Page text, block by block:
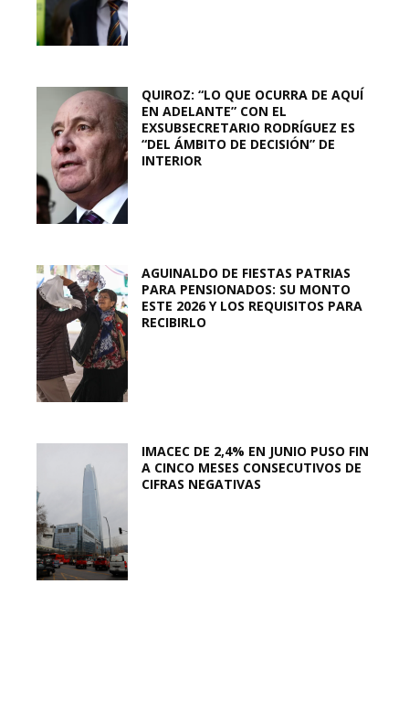
QUIROZ: “LO QUE OCURRA DE AQUÍ
EN ADELANTE” CON EL
EXSUBSECRETARIO RODRÍGUEZ ES
“DEL ÁMBITO DE DECISIÓN” DE
INTERIOR
AGUINALDO DE FIESTAS PATRIAS
PARA PENSIONADOS: SU MONTO
ESTE 2026 Y LOS REQUISITOS PARA
RECIBIRLO
IMACEC DE 2,4% EN JUNIO PUSO FIN
A CINCO MESES CONSECUTIVOS DE
CIFRAS NEGATIVAS